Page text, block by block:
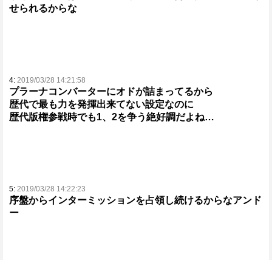
せられるからな
4: 2019/03/28 14:21:58
プラーナコンバーターにオドが詰まってるから
歴代で最も力を発揮出来てない設定なのに
歴代版権参戦時でも1、2を争う絶好調だよね…
5: 2019/03/28 14:22:23
序盤からインターミッションを占領し続けるからなアンド
ー